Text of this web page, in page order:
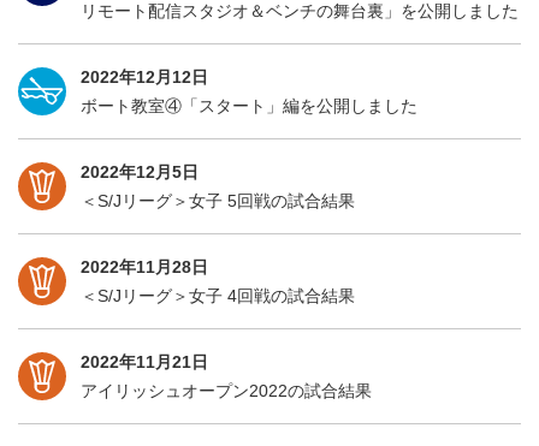
リモート配信スタジオ＆ベンチの舞台裏」を公開しました
2022年12月12日
ボート教室④「スタート」編を公開しました
2022年12月5日
＜S/Jリーグ＞女子 5回戦の試合結果
2022年11月28日
＜S/Jリーグ＞女子 4回戦の試合結果
2022年11月21日
アイリッシュオープン2022の試合結果